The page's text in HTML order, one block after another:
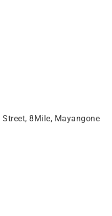
8Mile, Mayangone